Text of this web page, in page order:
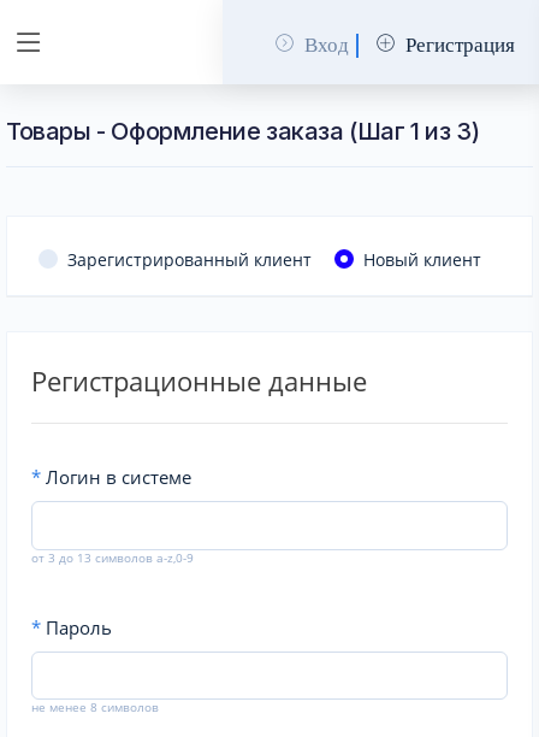
Вход Регистрация
Товары - Оформление заказа (Шаг 1 из 3)
Зарегистрированный клиент Новый клиент
Регистрационные данные
* Логин в системе
от 3 до 13 символов a-z,0-9
* Пароль
не менее 8 символов